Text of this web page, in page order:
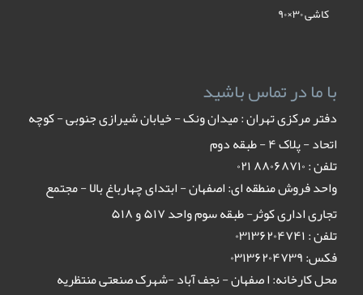
کاشی ۳۰×۹۰
با ما در تماس باشید
دفتر مرکزی تهران : میدان ونک - خیابان شیرازی جنوبی - کوچه
اتحاد - پلاک ۴ - طبقه دوم
تلفن : ٨٨٠۶٨٧١٠ ٠٢١
واحد فروش منطقه ای: اصفهان - ابتدای چهارباغ بالا - مجتمع
تجاری اداری کوثر- طبقه سوم واحد ۵۱۷ و ۵۱۸
تلفن : ۰۳۱۳۶۲۰۴۷۴۱
فکس: ۰۳۱۳۶۲۰۴۷۳۹
محل کارخانه: ا صفهان - نجف آباد -شهرک صنعتی منتظریه